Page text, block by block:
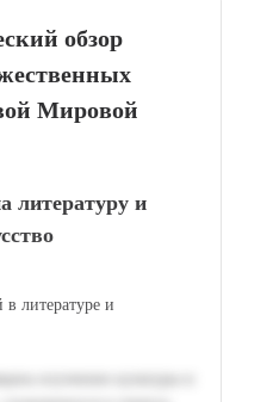
обзор
Мировой
литературу и
литературе и